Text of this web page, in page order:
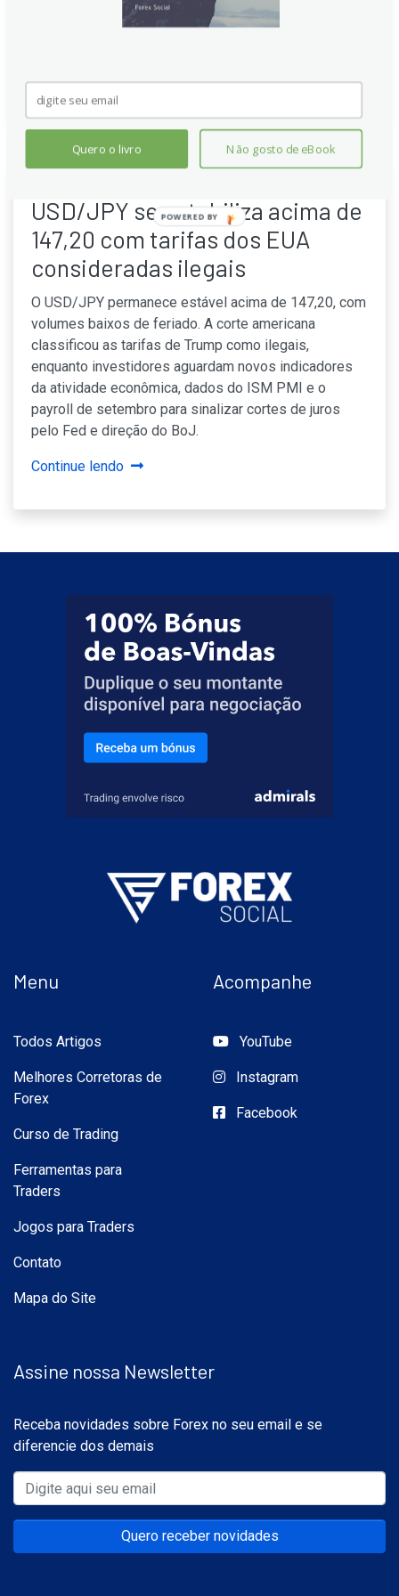
incertezas entre parceiros comerciais e influenciando
Continue lendo
USD/JPY se estabiliza acima de
147,20 com tarifas dos EUA
consideradas ilegais
O USD/JPY permanece estável acima de 147,20, com
volumes baixos de feriado. A corte americana
classificou as tarifas de Trump como ilegais,
enquanto investidores aguardam novos indicadores
da atividade econômica, dados do ISM PMI e o
payroll de setembro para sinalizar cortes de juros
pelo Fed e direção do BoJ.
Continue lendo
Menu
Todos Artigos
Melhores Corretoras de
Forex
Curso de Trading
Ferramentas para
Traders
Jogos para Traders
Contato
Mapa do Site
Acompanhe
YouTube
Instagram
Facebook
Assine nossa Newsletter
Receba novidades sobre Forex no seu email e se
diferencie dos demais
Quero receber novidades
Quero o livro Não gosto de eBook
POWERED BY